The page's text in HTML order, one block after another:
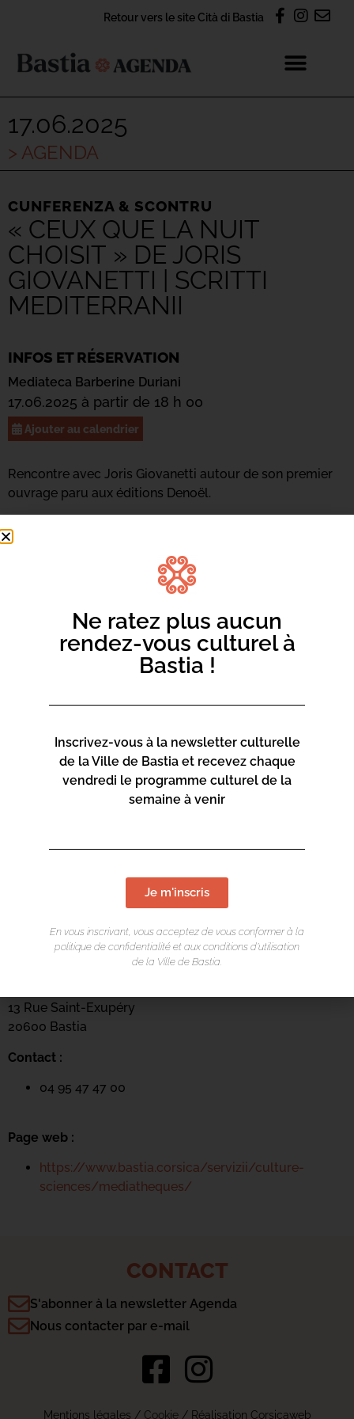
Retour vers le site Cità di Bastia
17.06.2025
> AGENDA
CUNFERENZA & SCONTRU
« CEUX QUE LA NUIT
CHOISIT » DE JORIS
GIOVANETTI | SCRITTI
MEDITERRANII
INFOS ET RÉSERVATION
Mediateca Barberine Duriani
17.06.2025 à partir de 18 h 00
Ajouter au calendrier
Rencontre avec Joris Giovanetti autour de son premier
ouvrage paru aux éditions Denoël.
LIEU DE L'ÉVÉNEMENT
13 Rue Saint-Exupéry
20600 Bastia
Contact :
04 95 47 47 00
Page web :
https://www.bastia.corsica/servizii/culture-
sciences/mediatheques/
CONTACT
S'abonner à la newsletter Agenda
Nous contacter par e-mail
Mentions légales / Cookie/ Réalisation Corsicaweb
Ne ratez plus aucun
rendez-vous culturel à
Bastia !
Inscrivez-vous à la newsletter culturelle
de la Ville de Bastia et recevez chaque
vendredi le programme culturel de la
semaine à venir
Je m'inscris
En vous inscrivant, vous acceptez de vous conformer à la
politique de confidentialité et aux conditions d’utilisation
de la Ville de Bastia.